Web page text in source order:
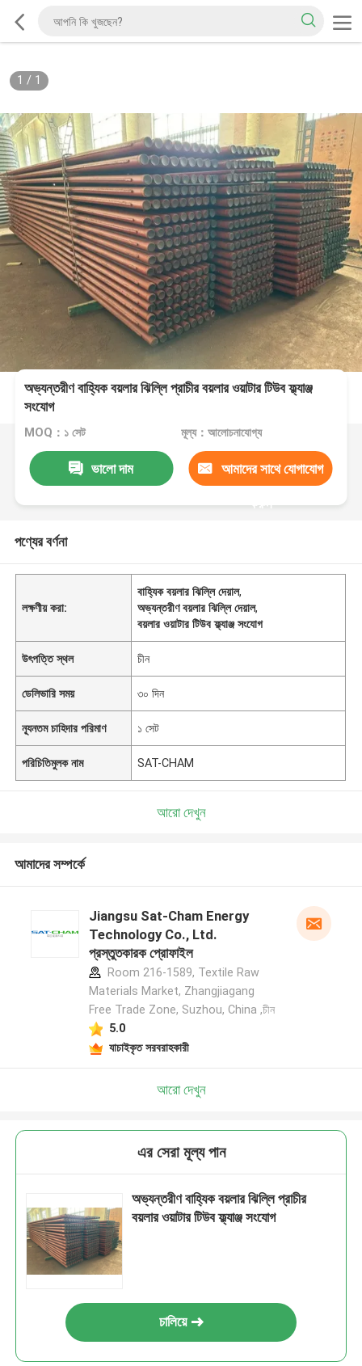
1 / 1
অভ্যন্তরীণ বাহ্যিক বয়লার ঝিল্লি প্রাচীর বয়লার ওয়াটার টিউব ফ্ল্যাঞ্জ
সংযোগ
MOQ：১ সেট মূল্য：আলোচনাযোগ্য
ভালো দাম আমাদের সাথে যোগাযোগ
করুন
পণ্যের বর্ণনা
লক্ষণীয় করা:
বাহ্যিক বয়লার ঝিল্লি দেয়াল,
অভ্যন্তরীণ বয়লার ঝিল্লি দেয়াল,
বয়লার ওয়াটার টিউব ফ্ল্যাঞ্জ সংযোগ
উৎপত্তি স্থল চীন
ডেলিভারি সময় ৩০ দিন
ন্যূনতম চাহিদার পরিমাণ ১ সেট
পরিচিতিমুলক নাম SAT-CHAM
আরো দেখুন
আমাদের সম্পর্কে
Jiangsu Sat-Cham Energy
Technology Co., Ltd.
প্রস্তুতকারক প্রোফাইল
Room 216-1589, Textile Raw
Materials Market, Zhangjiagang
Free Trade Zone, Suzhou, China ,চীন
5.0
যাচাইকৃত সরবরাহকারী
আরো দেখুন
এর সেরা মূল্য পান
অভ্যন্তরীণ বাহ্যিক বয়লার ঝিল্লি প্রাচীর
বয়লার ওয়াটার টিউব ফ্ল্যাঞ্জ সংযোগ
চালিয়ে